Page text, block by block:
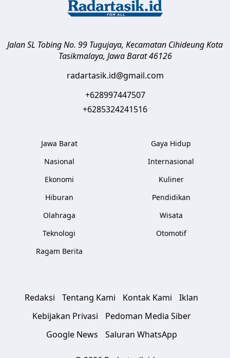
Jalan SL Tobing No. 99 Tugujaya, Kecamatan CihideungKota
Tasikmalaya, Jawa Barat 46126
radartasik.id@gmail.com
+628997447507
+6285324241516
Jawa Barat
Nasional
Ekonomi
Hiburan
Olahraga
Teknologi
Ragam Berita
Gaya Hidup
Internasional
Kuliner
Pendidikan
Wisata
Otomotif
Redaksi Tentang Kami Kontak Kami
Iklan
Kebijakan Privasi
Pedoman Media Siber
Google News
Saluran WhatsApp